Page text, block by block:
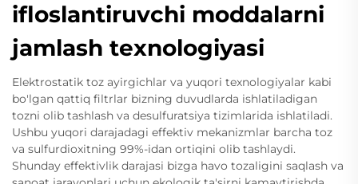
ifloslantiruvchi moddalarni
jamlash texnologiyasi
Elektrostatik toz ayirgichlar va yuqori texnologiyalar kabi
bo'lgan qattiq filtrlar bizning duvudlarda ishlatiladigan
tozni olib tashlash va desulfuratsiya tizimlarida ishlatiladi.
Ushbu yuqori darajadagi effektiv mekanizmlar barcha toz
va sulfurdioxitning 99%-idan ortiqini olib tashlaydi.
Shunday effektivlik darajasi bizga havo tozaligini saqlash va